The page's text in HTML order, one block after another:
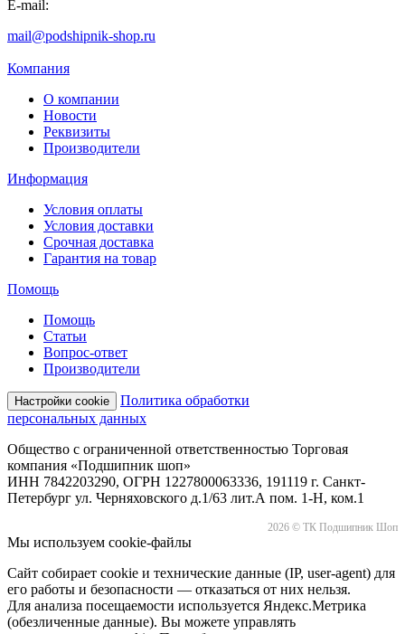
E-mail:
mail@podshipnik-shop.ru
Компания
О компании
Новости
Реквизиты
Производители
Информация
Условия оплаты
Условия доставки
Срочная доставка
Гарантия на товар
Помощь
Помощь
Статьи
Вопрос-ответ
Производители
Настройки cookie
Политика обработки
персональных данных
Общество с ограниченной ответственностью Торговая
компания «Подшипник шоп»
ИНН 7842203290, ОГРН 1227800063336, 191119 г. Санкт-
Петербург ул. Черняховского д.1/63 лит.А пом. 1-Н, ком.1
2026 © ТК Подшипник Шоп
Мы используем cookie-файлы
Сайт собирает cookie и технические данные (IP, user-agent) для
его работы и безопасности — отказаться от них нельзя.
Для анализа посещаемости используется Яндекс.Метрика
(обезличенные данные). Вы можете управлять